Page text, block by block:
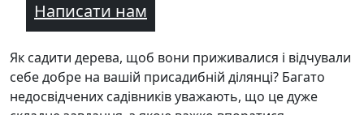
Написати нам
Як садити дерева, щоб вони приживалися і відчували
себе добре на вашій присадибній ділянці? Багато
недосвідчених садівників уважають, що це дуже